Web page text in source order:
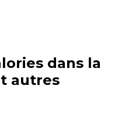
dans la
autres